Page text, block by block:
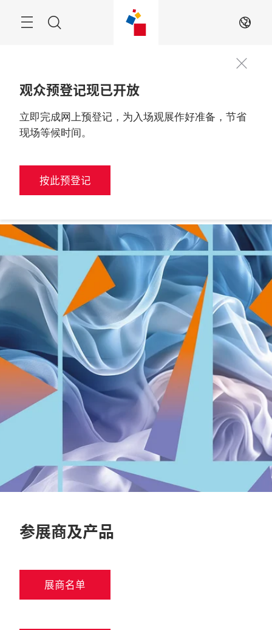
ZH
观众预登记现已开放
立即完成网上预登记，为入场观展作好准备，节省
现场等候时间。
按此预登记
2027年3月10至12日
中国，上海
更多信息
参展商及产品
展商名单